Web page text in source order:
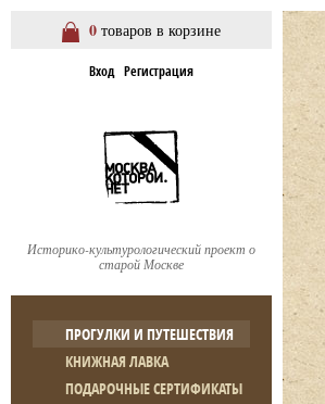
0 товаров в корзине
Вход Регистрация
Историко-культурологический проект о
старой Москве
ПРОГУЛКИ И ПУТЕШЕСТВИЯ
КНИЖНАЯ ЛАВКА
ПОДАРОЧНЫЕ СЕРТИФИКАТЫ